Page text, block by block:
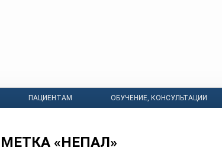
ПАЦИЕНТАМ ОБУЧЕНИЕ, КОНСУЛЬТАЦИИ
МЕТКА «НЕПАЛ»